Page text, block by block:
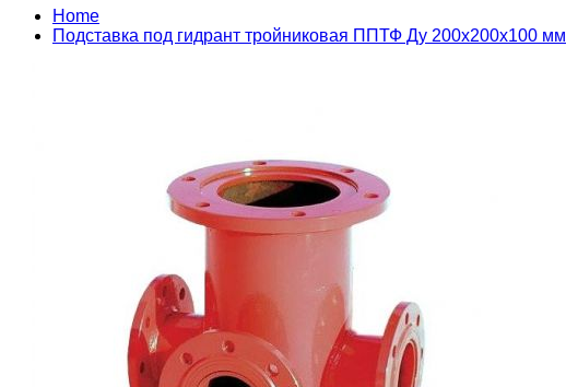
Home
Подставка под гидрант тройниковая ППТФ Ду 200х200х100 мм